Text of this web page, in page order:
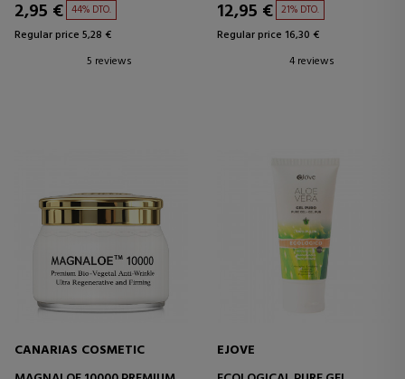
2,95 € 44% DTO.
Regular price 5,28 €
5 reviews
12,95 € 21% DTO.
Regular price 16,30 €
4 reviews
CANARIAS COSMETIC
EJOVE